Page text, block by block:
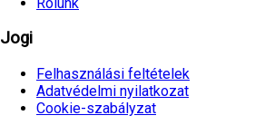
Jogi
Felhasználási feltételek
Adatvédelmi nyilatkozat
Cookie-szabályzat